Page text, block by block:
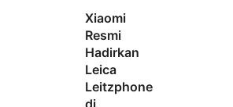
Xiaomi
Resmi
Hadirkan
Leica
Leitzphone
di